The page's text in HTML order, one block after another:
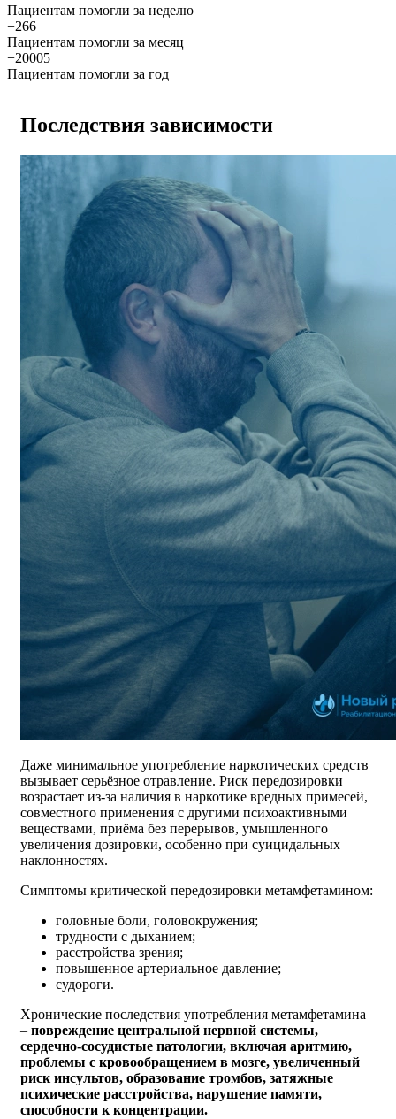
Пациентам помогли за неделю
+266
Пациентам помогли за месяц
+20005
Пациентам помогли за год
Последствия зависимости
Даже минимальное употребление наркотических средств
вызывает серьёзное отравление. Риск передозировки
возрастает из-за наличия в наркотике вредных примесей,
совместного применения с другими психоактивными
веществами, приёма без перерывов, умышленного
увеличения дозировки, особенно при суицидальных
наклонностях.
Симптомы критической передозировки метамфетамином:
головные боли, головокружения;
трудности с дыханием;
расстройства зрения;
повышенное артериальное давление;
судороги.
Хронические последствия употребления метамфетамина
– повреждение центральной нервной системы,
сердечно-сосудистые патологии, включая аритмию,
проблемы с кровообращением в мозге, увеличенный
риск инсультов, образование тромбов, затяжные
психические расстройства, нарушение памяти,
способности к концентрации.